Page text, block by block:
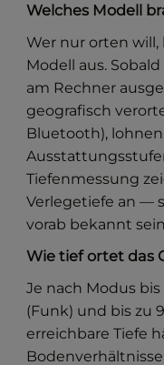
Welches Modell
Wer nur orten
Modell aus.
am Rechner
geografisch
Bluetooth),
Tiefenmessung
Verlegetiefe an —
vorab bekannt
Wie tief ortet das
Je nach Modus
(Funk) und bis zu
erreichbare Tiefe